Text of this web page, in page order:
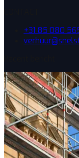
+31 85 080